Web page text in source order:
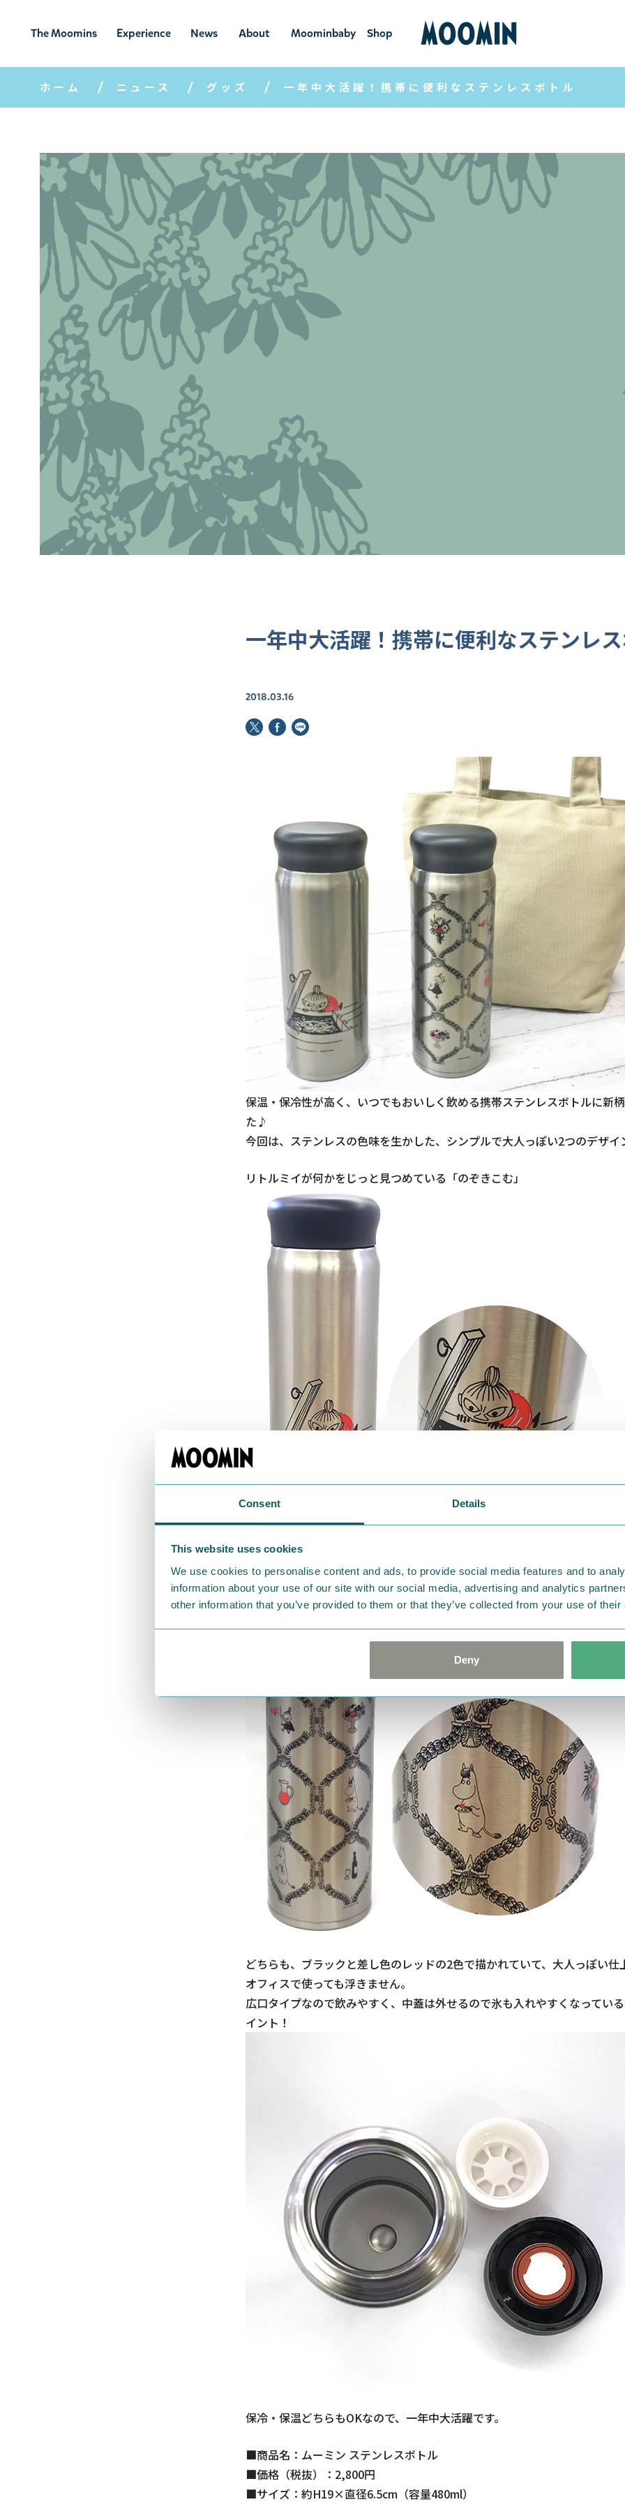
Consent Details
This website uses cookies
We use cookies to personalise content and ads, to provide social media features and to
information about your use of our site with our social media, advertising and analytics
other information that you’ve provided to them or that they’ve collected from your use of
Deny
The Moomins
ムーミンの
世界
Experience
ムーミンの世
界を楽しむ
News
ニュ
ース
About
ムーミン
について
Moominbaby
ムーミンベ
ビー
Shop
ショ
ップ
ホーム ニュース グッズ 一年中大活躍！携帯に便利なステンレスボトル
一年中大活躍！携帯に便利なステンレ
2018.03.16
保温・保冷性が高く、いつでもおいしく飲める携帯ステンレスボトルに新
た♪
今回は、ステンレスの色味を生かした、シンプルで大人っぽい2つのデザイ
リトルミイが何かをじっと見つめている「のぞきこむ」
細かい装飾とフルーツやお花などが描かれた「パーティーの時間」
どちらも、ブラックと差し色のレッドの2色で描かれていて、大人っぽい仕
オフィスで使っても浮きません。
広口タイプなので飲みやすく、中蓋は外せるので氷も入れやすくなってい
イント！
保冷・保温どちらもOKなので、一年中大活躍です。
■商品名：ムーミン ステンレスボトル
■価格（税抜）：2,800円
■サイズ：約H19×直径6.5cm（容量480ml）